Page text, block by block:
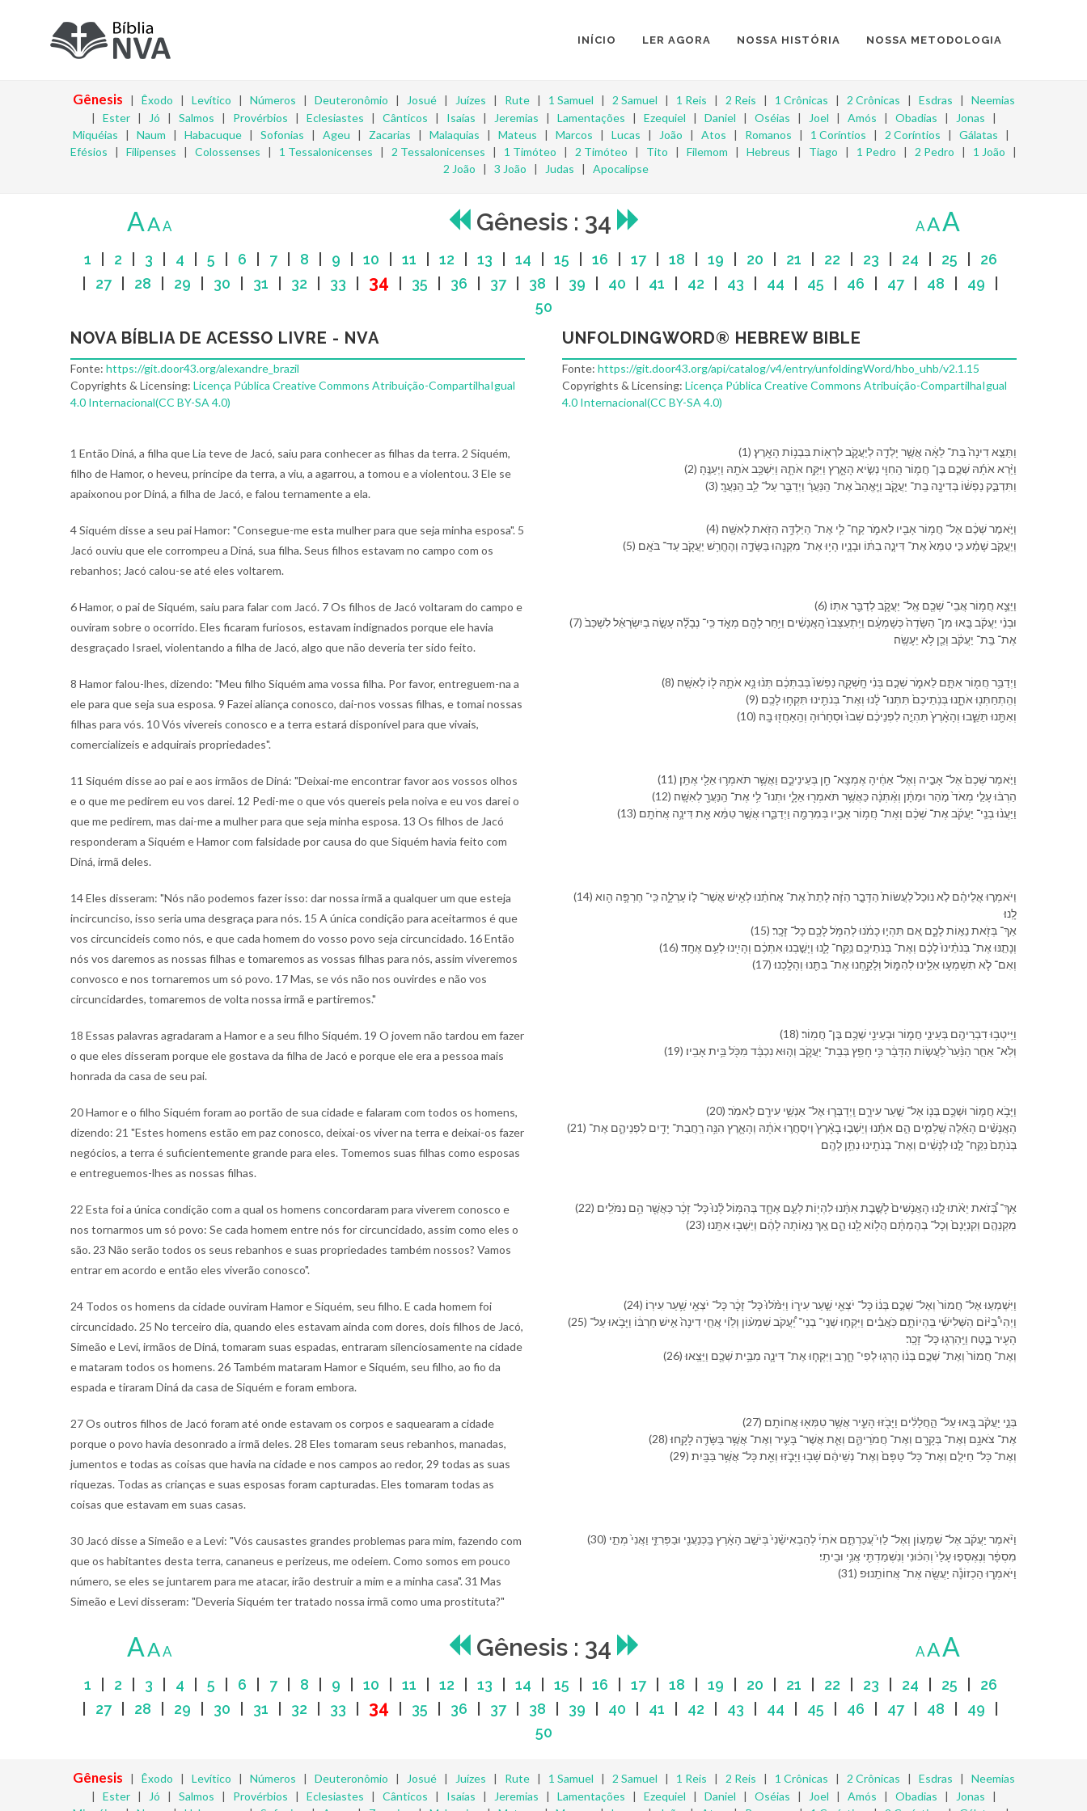
INÍCIO LER AGORA NOSSA HISTÓRIA NOSSA METODOLOGIA
Gênesis | Êxodo | Levítico | Números | Deuteronômio | Josué| Juízes | Rute| 1 Samuel | 2 Samuel | 1 Reis | 2 Reis | 1 Crônicas | 2 Crônicas | Esdras | Neemias
| Ester| Jó | Salmos | Provérbios | Eclesiastes | Cânticos | Isaías | Jeremias | Lamentações | Ezequiel | Daniel | Oséias | Joel | Amós | Obadias | Jonas |
Miquéias | Naum | Habacuque | Sofonias | Ageu | Zacarias | Malaquias | Mateus | Marcos | Lucas | João | Atos | Romanos | 1 Coríntios | 2 Coríntios | Gálatas |
Efésios | Filipenses | Colossenses | 1 Tessalonicenses | 2 Tessalonicenses | 1 Timóteo | 2 Timóteo | Tito | Filemom | Hebreus | Tiago | 1 Pedro | 2 Pedro | 1 João |
2 João | 3 João | Judas | Apocalipse
AAA Gênesis : 34 AAA
1 2 3 4 5 6 7| 8 9 10 11 12 13 14 15 16 17| 18 19 20 21 22 23 24 25
26
27| 28 29 30 31 32 33 34 35 36 37| 38 39 40 41 42 43 44 45 46 47| 48 49
50
NOVA BÍBLIA DE ACESSO LIVRE - NVA
Fonte: https://git.door43.org/alexandre_brazil
Copyrights & Licensing: Licença Pública Creative Commons Atribuição-CompartilhaIgual
4.0 Internacional(CC BY-SA 4.0)
UNFOLDINGWORD® HEBREW BIBLE
Fonte:https://git.door43.org/api/catalog/v4/entry/unfoldingWord/hbo_uhb/v2.1.15
Copyrights & Licensing:Licença Pública Creative Commons Atribuição-CompartilhaIgual
4.0 Internacional(CC BY-SA 4.0)
1 Então Diná, a filha que Lia teve de Jacó, saiu para conhecer as filhas da terra. 2 Siquém,
filho de Hamor, o heveu, príncipe da terra, a viu, a agarrou, a tomou e a violentou. 3 Ele se
apaixonou por Diná, a filha de Jacó, e falou ternamente a ela.
(1) וַ⁠תֵּצֵ֤א דִינָה֙ בַּת־ לֵאָ֔ה אֲשֶׁ֥ר יָלְדָ֖ה לְ⁠יַעֲקֹ֑ב לִ⁠רְא֖וֹת בִּ⁠בְנ֥וֹת הָ⁠אָֽרֶץ׃
(2) וַ⁠יַּ֨רְא אֹתָ֜⁠הּ שְׁכֶ֧ם בֶּן־ חֲמ֛וֹר הַֽ⁠חִוִּ֖י נְשִׂ֣יא הָ⁠אָ֑רֶץ וַ⁠יִּקַּ֥ח אֹתָ֛⁠הּ וַ⁠יִּשְׁכַּ֥ב אֹתָ֖⁠הּ וַ⁠יְעַנֶּֽ⁠הָ׃
(3) וַ⁠תִּדְבַּ֣ק נַפְשׁ֔⁠וֹ בְּ⁠דִינָ֖ה בַּֽת־ יַעֲקֹ֑ב וַ⁠יֶּֽאֱהַב֙ אֶת־ הַֽ⁠נַּעֲרָ֔ וַ⁠יְדַבֵּ֖ר עַל־ לֵ֥ב הַֽ⁠נַּעֲרָֽ׃
4 Siquém disse a seu pai Hamor: "Consegue-me esta mulher para que seja minha esposa". 5
Jacó ouviu que ele corrompeu a Diná, sua filha. Seus filhos estavam no campo com os
rebanhos; Jacó calou-se até eles voltarem.
(4) וַ⁠יֹּ֣אמֶר שְׁכֶ֔ם אֶל־ חֲמ֥וֹר אָבִ֖י⁠ו לֵ⁠אמֹ֑ר קַֽח־ לִ֛⁠י אֶת־ הַ⁠יַּלְדָּ֥ה הַ⁠זֹּ֖את לְ⁠אִשָּֽׁה׃
(5) וְ⁠יַעֲקֹ֣ב שָׁמַ֗ע כִּ֤י טִמֵּא֙ אֶת־ דִּינָ֣ה בִתּ֔⁠וֹ וּ⁠בָנָ֛י⁠ו הָי֥וּ אֶת־ מִקְנֵ֖⁠הוּ בַּ⁠שָּׂדֶ֑ה וְ⁠הֶחֱרִ֥שׁ יַעֲקֹ֖ב עַד־ בֹּאָֽ⁠ם׃
6 Hamor, o pai de Siquém, saiu para falar com Jacó. 7 Os filhos de Jacó voltaram do campo e
ouviram sobre o ocorrido. Eles ficaram furiosos, estavam indignados porque ele havia
desgraçado Israel, violentando a filha de Jacó, algo que não deveria ter sido feito.
(6) וַ⁠יֵּצֵ֛א חֲמ֥וֹר אֲבִֽי־ שְׁכֶ֖ם אֶֽל־ יַעֲקֹ֑ב לְ⁠דַבֵּ֖ר אִתּֽ⁠וֹ׃
(7) וּ⁠בְנֵ֨י יַעֲקֹ֜ב בָּ֤אוּ מִן־ הַ⁠שָּׂדֶה֙ כְּ⁠שָׁמְעָ֔⁠ם וַ⁠יִּֽתְעַצְּבוּ֙ הָֽ⁠אֲנָשִׁ֔ים וַ⁠יִּ֥חַר לָ⁠הֶ֖ם מְאֹ֑ד כִּֽי־ נְבָלָ֞ה עָשָׂ֣ה בְ⁠יִשְׂרָאֵ֗ל לִ⁠שְׁכַּב֙
אֶת־ בַּֽת־ יַעֲקֹ֔ב וְ⁠כֵ֖ן לֹ֥א יֵעָשֶֽׂה׃
8 Hamor falou-lhes, dizendo: "Meu filho Siquém ama vossa filha. Por favor, entreguem-na a
ele para que seja sua esposa. 9 Fazei aliança conosco, dai-nos vossas filhas, e tomai nossas
filhas para vós. 10 Vós vivereis conosco e a terra estará disponível para que vivais,
comercializeis e adquirais propriedades".
(8) וַ⁠יְדַבֵּ֥ר חֲמ֖וֹר אִתָּ֣⁠ם לֵ⁠אמֹ֑ר שְׁכֶ֣ם בְּנִ֗⁠י חָֽשְׁקָ֤ה נַפְשׁ⁠וֹ֙ בְּ⁠בִתְּ⁠כֶ֔ם תְּנ֨וּ נָ֥א אֹתָ֛⁠הּ ל֖⁠וֹ לְ⁠אִשָּֽׁה׃
(9) וְ⁠הִֽתְחַתְּנ֖וּ אֹתָ֑⁠נוּ בְּנֹֽתֵי⁠כֶם֙ תִּתְּנוּ־ לָ֔⁠נוּ וְ⁠אֶת־ בְּנֹתֵ֖י⁠נוּ תִּקְח֥וּ לָ⁠כֶֽם׃
(10) וְ⁠אִתָּ֖⁠נוּ תֵּשֵׁ֑בוּ וְ⁠הָ⁠אָ֨רֶץ֙ תִּהְיֶ֣ה לִ⁠פְנֵי⁠כֶ֔ם שְׁבוּ֙ וּ⁠סְחָר֔וּ⁠הָ וְ⁠הֵֽאָחֲז֖וּ בָּֽ⁠הּ׃
11 Siquém disse ao pai e aos irmãos de Diná: "Deixai-me encontrar favor aos vossos olhos
e o que me pedirem eu vos darei. 12 Pedi-me o que vós quereis pela noiva e eu vos darei o
que me pedirem, mas dai-me a mulher para que seja minha esposa. 13 Os filhos de Jacó
responderam a Siquém e Hamor com falsidade por causa do que Siquém havia feito com
Diná, irmã deles.
(11) וַ⁠יֹּ֤אמֶר שְׁכֶם֙ אֶל־ אָבִ֣י⁠ה וְ⁠אֶל־ אַחֶ֔י⁠הָ אֶמְצָא־ חֵ֖ן בְּ⁠עֵינֵי⁠כֶ֑ם וַ⁠אֲשֶׁ֥ר תֹּאמְר֛וּ אֵלַ֖⁠י אֶתֵּֽן׃
(12) הַרְבּ֨וּ עָלַ֤⁠י מְאֹד֙ מֹ֣הַר וּ⁠מַתָּ֔ן וְ⁠אֶ֨תְּנָ֔ה כַּ⁠אֲשֶׁ֥ר תֹּאמְר֖וּ אֵלָ֑⁠י וּ⁠תְנוּ־ לִ֥⁠י אֶת־ הַֽ⁠נַּעֲרָ֖ לְ⁠אִשָּֽׁה׃
(13) וַ⁠יַּעֲנ֨וּ בְנֵֽי־ יַעֲקֹ֜ב אֶת־ שְׁכֶ֨ם וְ⁠אֶת־ חֲמ֥וֹר אָבִ֛י⁠ו בְּ⁠מִרְמָ֖ה וַ⁠יְדַבֵּ֑רוּ אֲשֶׁ֣ר טִמֵּ֔א אֵ֖ת דִּינָ֥ה אֲחֹתָֽ⁠ם׃
14 Eles disseram: "Nós não podemos fazer isso: dar nossa irmã a qualquer um que esteja
incircunciso, isso seria uma desgraça para nós. 15 A única condição para aceitarmos é que
vos circuncideis como nós, e que cada homem do vosso povo seja circuncidado. 16 Então
nós vos daremos as nossas filhas e tomaremos as vossas filhas para nós, assim viveremos
convosco e nos tornaremos um só povo. 17 Mas, se vós não nos ouvirdes e não vos
circuncidardes, tomaremos de volta nossa irmã e partiremos."
(14) וַ⁠יֹּאמְר֣וּ אֲלֵי⁠הֶ֗ם לֹ֤א נוּכַל֙ לַ⁠עֲשׂוֹת֙ הַ⁠דָּבָ֣ר הַ⁠זֶּ֔ה לָ⁠תֵת֙ אֶת־ אֲחֹתֵ֔⁠נוּ לְ⁠אִ֖ישׁ אֲשֶׁר־ ל֣⁠וֹ עָרְלָ֑ה כִּֽי־ חֶרְפָּ֥ה הִ֖וא
לָֽ⁠נוּ׃
(15) אַךְ־ בְּ⁠זֹ֖את נֵא֣וֹת לָ⁠כֶ֑ם אִ֚ם תִּהְי֣וּ כָמֹ֔⁠נוּ לְ⁠הִמֹּ֥ל לָ⁠כֶ֖ם כָּל־ זָכָֽר׃
(16) וְ⁠נָתַ֤נּוּ אֶת־ בְּנֹתֵ֨י⁠נוּ֙ לָ⁠כֶ֔ם וְ⁠אֶת־ בְּנֹתֵי⁠כֶ֖ם נִֽקַּֽח־ לָ֑⁠נוּ וְ⁠יָשַׁ֣בְנוּ אִתְּ⁠כֶ֔ם וְ⁠הָיִ֖ינוּ לְ⁠עַ֥ם אֶחָֽד׃
(17) וְ⁠אִם־ לֹ֧א תִשְׁמְע֛וּ אֵלֵ֖י⁠נוּ לְ⁠הִמּ֑וֹל וְ⁠לָקַ֥חְנוּ אֶת־ בִּתֵּ֖⁠נוּ וְ⁠הָלָֽכְנוּ׃
18 Essas palavras agradaram a Hamor e a seu filho Siquém. 19 O jovem não tardou em fazer
o que eles disseram porque ele gostava da filha de Jacó e porque ele era a pessoa mais
honrada da casa de seu pai.
(18) וַ⁠יִּֽיטְב֥וּ דִבְרֵי⁠הֶ֖ם בְּ⁠עֵינֵ֣י חֲמ֑וֹר וּ⁠בְ⁠עֵינֵ֖י שְׁכֶ֥ם בֶּן־ חֲמֽוֹר׃
(19) וְ⁠לֹֽא־ אֵחַ֤ר הַ⁠נַּ֨עַר֙ לַ⁠עֲשׂ֣וֹת הַ⁠דָּבָ֔ר כִּ֥י חָפֵ֖ץ בְּ⁠בַֽת־ יַעֲקֹ֑ב וְ⁠ה֣וּא נִכְבָּ֔ד מִ⁠כֹּ֖ל בֵּ֥ית אָבִֽי⁠ו׃
20 Hamor e o filho Siquém foram ao portão de sua cidade e falaram com todos os homens,
dizendo: 21 "Estes homens estão em paz conosco, deixai-os viver na terra e deixai-os fazer
negócios, a terra é suficientemente grande para eles. Tomemos suas filhas como esposas
e entreguemos-lhes as nossas filhas.
(20) וַ⁠יָּבֹ֥א חֲמ֛וֹר וּ⁠שְׁכֶ֥ם בְּנ֖⁠וֹ אֶל־ שַׁ֣עַר עִירָ֑⁠ם וַֽ⁠יְדַבְּר֛וּ אֶל־ אַנְשֵׁ֥י עִירָ֖⁠ם לֵ⁠אמֹֽר׃
(21) הָ⁠אֲנָשִׁ֨ים הָ⁠אֵ֜לֶּה שְֽׁלֵמִ֧ים הֵ֣ם אִתָּ֗⁠נוּ וְ⁠יֵשְׁב֤וּ בָ⁠אָ֨רֶץ֙ וְ⁠יִסְחֲר֣וּ אֹתָ֔⁠הּ וְ⁠הָ⁠אָ֛רֶץ הִנֵּ֥ה רַֽחֲבַת־ יָדַ֖יִם לִ⁠פְנֵי⁠הֶ֑ם אֶת־
בְּנֹתָ⁠ם֙ נִקַּֽח־ לָ֣⁠נוּ לְ⁠נָשִׁ֔ים וְ⁠אֶת־ בְּנֹתֵ֖י⁠נוּ נִתֵּ֥ן לָ⁠הֶֽם׃
22 Esta foi a única condição com a qual os homens concordaram para viverem conosco e
nos tornarmos um só povo: Se cada homem entre nós for circuncidado, assim como eles o
são. 23 Não serão todos os seus rebanhos e suas propriedades também nossos? Vamos
entrar em acordo e então eles viverão conosco".
(22) אַךְ־ בְּ֠⁠זֹאת יֵאֹ֨תוּ לָ֤⁠נוּ הָ⁠אֲנָשִׁים֙ לָ⁠שֶׁ֣בֶת אִתָּ֔⁠נוּ לִ⁠הְי֖וֹת לְ⁠עַ֣ם אֶחָ֑ד בְּ⁠הִמּ֥וֹל לָ֨⁠נוּ֙ כָּל־ זָכָ֔ר כַּ⁠אֲשֶׁ֖ר הֵ֥ם נִמֹּלִֽים׃
(23) מִקְנֵ⁠הֶ֤ם וְ⁠קִנְיָנָ⁠ם֙ וְ⁠כָל־ בְּהֶמְתָּ֔⁠ם הֲ⁠ל֥וֹא לָ֖⁠נוּ הֵ֑ם אַ֚ךְ נֵא֣וֹתָה לָ⁠הֶ֔ם וְ⁠יֵשְׁב֖וּ אִתָּֽ⁠נוּ׃
24 Todos os homens da cidade ouviram Hamor e Siquém, seu filho. E cada homem foi
circuncidado. 25 No terceiro dia, quando eles estavam ainda com dores, dois filhos de Jacó,
Simeão e Levi, irmãos de Diná, tomaram suas espadas, entraram silenciosamente na cidade
e mataram todos os homens. 26 Também mataram Hamor e Siquém, seu filho, ao fio da
espada e tiraram Diná da casa de Siquém e foram embora.
(24) וַ⁠יִּשְׁמְע֤וּ אֶל־ חֲמוֹר֙ וְ⁠אֶל־ שְׁכֶ֣ם בְּנ֔⁠וֹ כָּל־ יֹצְאֵ֖י שַׁ֣עַר עִיר֑⁠וֹ וַ⁠יִּמֹּ֨לוּ֙ כָּל־ זָכָ֔ר כָּל־ יֹצְאֵ֖י שַׁ֥עַר עִירֽ⁠וֹ׃
(25) וַ⁠יְהִי֩ בַ⁠יּ֨וֹם הַ⁠שְּׁלִישִׁ֜י בִּֽ⁠הְיוֹתָ֣⁠ם כֹּֽאֲבִ֗ים וַ⁠יִּקְח֣וּ שְׁנֵֽי־ בְנֵי־ יַ֠עֲקֹב שִׁמְע֨וֹן וְ⁠לֵוִ֜י אֲחֵ֤י דִינָה֙ אִ֣ישׁ חַרְבּ֔⁠וֹ וַ⁠יָּבֹ֥אוּ עַל־
הָ⁠עִ֖יר בֶּ֑טַח וַ⁠יַּֽהַרְג֖וּ כָּל־ זָכָֽר׃
(26) וְ⁠אֶת־ חֲמוֹר֙ וְ⁠אֶת־ שְׁכֶ֣ם בְּנ֔⁠וֹ הָרְג֖וּ לְ⁠פִי־ חָ֑רֶב וַ⁠יִּקְח֧וּ אֶת־ דִּינָ֛ה מִ⁠בֵּ֥ית שְׁכֶ֖ם וַ⁠יֵּצֵֽאוּ׃
27 Os outros filhos de Jacó foram até onde estavam os corpos e saquearam a cidade
porque o povo havia desonrado a irmã deles. 28 Eles tomaram seus rebanhos, manadas,
jumentos e todas as coisas que havia na cidade e nos campos ao redor, 29 todas as suas
riquezas. Todas as crianças e suas esposas foram capturadas. Eles tomaram todas as
coisas que estavam em suas casas.
(27) בְּנֵ֣י יַעֲקֹ֗ב בָּ֚אוּ עַל־ הַ֣⁠חֲלָלִ֔ים וַ⁠יָּבֹ֖זּוּ הָ⁠עִ֑יר אֲשֶׁ֥ר טִמְּא֖וּ אֲחוֹתָֽ⁠ם׃
(28) אֶת־ צֹאנָ֥⁠ם וְ⁠אֶת־ בְּקָרָ֖⁠ם וְ⁠אֶת־ חֲמֹרֵי⁠הֶּ֑ם וְ⁠אֵ֧ת אֲשֶׁר־ בָּ⁠עִ֛יר וְ⁠אֶת־ אֲשֶׁ֥ר בַּ⁠שָּׂדֶ֖ה לָקָֽחוּ׃
(29) וְ⁠אֶת־ כָּל־ חֵילָ֤⁠ם וְ⁠אֶת־ כָּל־ טַפָּ⁠ם֙ וְ⁠אֶת־ נְשֵׁי⁠הֶ֔ם שָׁב֖וּ וַ⁠יָּבֹ֑זּוּ וְ⁠אֵ֖ת כָּל־ אֲשֶׁ֥ר בַּ⁠בָּֽיִת׃
30 Jacó disse a Simeão e a Levi: "Vós causastes grandes problemas para mim, fazendo com
que os habitantes desta terra, cananeus e perizeus, me odeiem. Como somos em pouco
número, se eles se juntarem para me atacar, irão destruir a mim e a minha casa". 31 Mas
Simeão e Levi disseram: "Deveria Siquém ter tratado nossa irmã como uma prostituta?"
(30) וַ⁠יֹּ֨אמֶר יַעֲקֹ֜ב אֶל־ שִׁמְע֣וֹן וְ⁠אֶל־ לֵוִי֮ עֲכַרְתֶּ֣ם אֹתִ⁠י֒ לְ⁠הַבְאִישֵׁ֨⁠נִי֙ בְּ⁠יֹשֵׁ֣ב הָ⁠אָ֔רֶץ בַּֽ⁠כְּנַעֲנִ֖י וּ⁠בַ⁠פְּרִזִּ֑י וַ⁠אֲנִי֙ מְתֵ֣י
מִסְפָּ֔ר וְ⁠נֶאֶסְפ֤וּ עָלַ⁠י֙ וְ⁠הִכּ֔וּ⁠נִי וְ⁠נִשְׁמַדְתִּ֖י אֲנִ֥י וּ⁠בֵיתִֽ⁠י׃
(31) וַ⁠יֹּאמְר֑וּ הַ⁠כְ⁠זוֹנָ֕ה יַעֲשֶׂ֖ה אֶת־ אֲחוֹתֵֽ⁠נוּ׃פ
AAA Gênesis : 34 AAA
1 2 3 4 5 6 7| 8 9 10 11 12 13 14 15 16 17| 18 19 20 21 22 23 24 25
26
27| 28 29 30 31 32 33 34 35 36 37| 38 39 40 41 42 43 44 45 46 47| 48 49
50
Gênesis | Êxodo | Levítico | Números | Deuteronômio | Josué| Juízes | Rute| 1 Samuel | 2 Samuel | 1 Reis | 2 Reis | 1 Crônicas | 2 Crônicas | Esdras | Neemias
| Ester| Jó | Salmos | Provérbios | Eclesiastes | Cânticos | Isaías | Jeremias | Lamentações | Ezequiel | Daniel | Oséias | Joel | Amós | Obadias | Jonas |